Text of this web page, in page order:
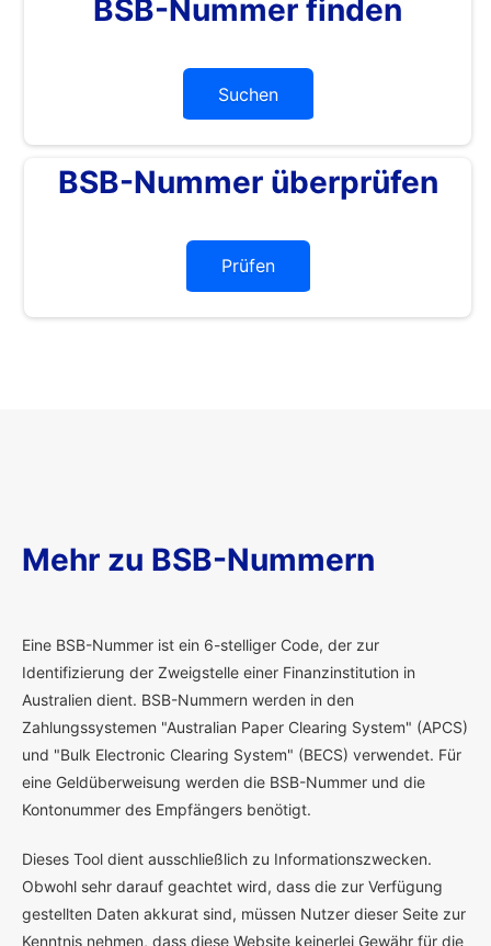
BSB-Nummer finden
Suchen
BSB-Nummer überprüfen
Prüfen
Mehr zu BSB-Nummern
Eine BSB-Nummer ist ein 6-stelliger Code, der zur
Identifizierung der Zweigstelle einer Finanzinstitution in
Australien dient. BSB-Nummern werden in den
Zahlungssystemen "Australian Paper Clearing System" (APCS)
und "Bulk Electronic Clearing System" (BECS) verwendet. Für
eine Geldüberweisung werden die BSB-Nummer und die
Kontonummer des Empfängers benötigt.
Dieses Tool dient ausschließlich zu Informationszwecken.
Obwohl sehr darauf geachtet wird, dass die zur Verfügung
gestellten Daten akkurat sind, müssen Nutzer dieser Seite zur
Kenntnis nehmen, dass diese Website keinerlei Gewähr für die